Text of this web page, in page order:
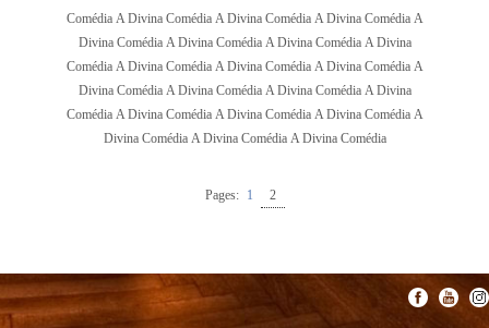
Comédia A Divina Comédia A Divina Comédia A Divina Comédia A
Divina Comédia A Divina Comédia A Divina Comédia A Divina
Comédia A Divina Comédia A Divina Comédia A Divina Comédia A
Divina Comédia A Divina Comédia A Divina Comédia A Divina
Comédia A Divina Comédia A Divina Comédia A Divina Comédia A
Divina Comédia A Divina Comédia A Divina Comédia
Pages: 1 2